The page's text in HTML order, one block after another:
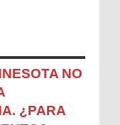
NO
¿PARA